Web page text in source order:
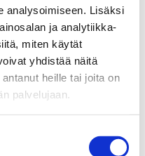
analysoimiseen. Lisäksi
ja analytiikka-
miten käytät
yhdistää näitä
heille tai joita on
palvelujaan.